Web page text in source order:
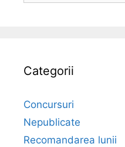
Categorii
Concursuri
Nepublicate
Recomandarea lunii